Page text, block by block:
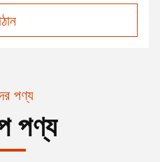
পণ্য
পণ্য